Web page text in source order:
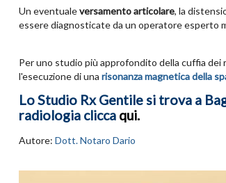
Un eventualeversamento articolare, la
essere diagnosticate da un operatore esperto
Per uno studio più approfondito della cuffia
l'esecuzione di una risonanza magnetica della
Lo Studio Rx Gentile si trova a
radiologia clicca qui.
Autore: Dott. Notaro Dario